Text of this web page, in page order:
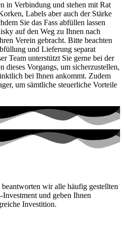
in Verbindung und stehen mit Rat
Labels aber auch der Stärke
Sie das Fass abfüllen lassen
auf den Weg zu Ihnen nach
Verein gebracht. Bitte beachten
und Lieferung separat
Team unterstützt Sie gerne bei der
dieses Vorgangs, um sicherzustellen,
bei Ihnen ankommt. Zudem
um sämtliche steuerliche Vorteile
wir alle häufig gestellten
und geben Ihnen
Investition.